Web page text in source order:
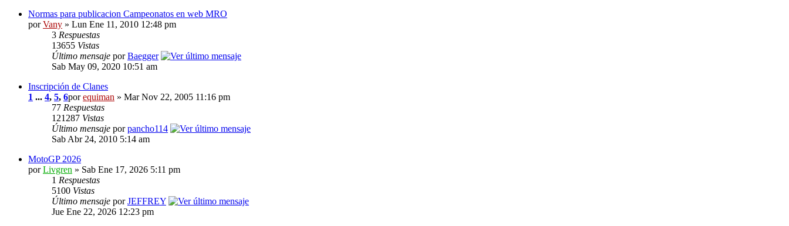
Normas para publicacion Campeonatos en web MRO
porVany » Lun Ene 11, 2010 12:48 pm
3 Respuestas
13655 Vistas
Último mensaje porBaegger
Sab May 09, 2020 10:51 am
Inscripción de Clanes
1 ... 4, 5, 6porequiman » Mar Nov 22, 2005 11:16 pm
77 Respuestas
121287 Vistas
Último mensaje porpancho114
Sab Abr 24, 2010 5:14 am
MotoGP 2026
porLivgren » Sab Ene 17, 2026 5:11 pm
1 Respuestas
5100 Vistas
Último mensaje porJEFFREY
Jue Ene 22, 2026 12:23 pm